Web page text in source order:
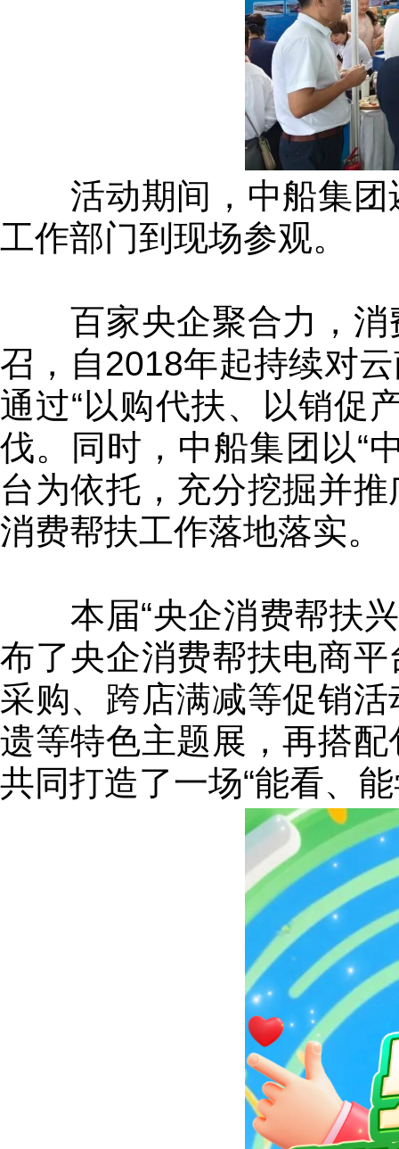
活动期间，中船集团
工作部门到现场参观。
百家央企聚合力，消
召，自2018年起持续对
通过“以购代扶、以销促
伐。同时，中船集团以“
台为依托，充分挖掘并
消费帮扶工作落地落实。
本届“央企消费帮扶兴
布了央企消费帮扶电商
采购、跨店满减等促销
遗等特色主题展，再搭
共同打造了一场“能看、